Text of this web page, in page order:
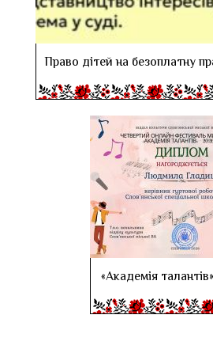
Право дітей на безоплатну
«Академія